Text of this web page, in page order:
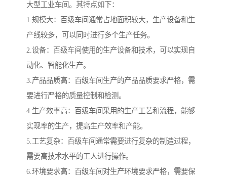
大型工业车间。其特点如下：
1.规模大：百级车间通常占地面积较大，生产设备和生
产线较多，可以同时进行多个生产任务。
2.设备：百级车间使用的生产设备和技术，可以实现自
动化、智能化生产。
3.产品品质高：百级车间生产的产品品质要求严格，需
要进行严格的质量控制和检测。
4.生产效率高：百级车间采用的生产工艺和流程，能够
实现率的生产，提高生产效率和产能。
5.工艺复杂：百级车间通常需要进行复杂的制造过程，
需要高技术水平的工人进行操作。
6.环境要求高：百级车间对生产环境要求严格，需要保